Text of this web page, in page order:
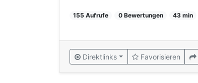
155 Aufrufe 0 Bewertungen 43 min
Direktlinks Favorisieren